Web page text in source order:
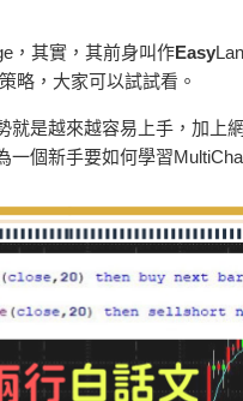
，其實，其前身叫作Easy
略，大家可以試試看。
是越來越容易上手，加上
個新手要如何學習